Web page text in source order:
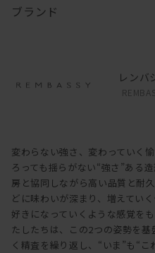
ブランド
レンバ
変わらない強さ、変わっていく
ろっても揺らがない“強さ”ある
房と協同しながら高い品質と耐
どに味わいが深まり、増えてい
好きになっていくような感覚を
たしたちは、この2つの姿勢を
く精査を繰り返し、“いま”も“